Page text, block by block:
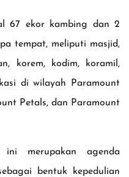
67 ekor kambing dan 2
tempat, meliputi masjid,
korem, kodim, koramil,
di wilayah Paramount
Petals, dan Paramount
ini merupakan agenda
bentuk kepedulian